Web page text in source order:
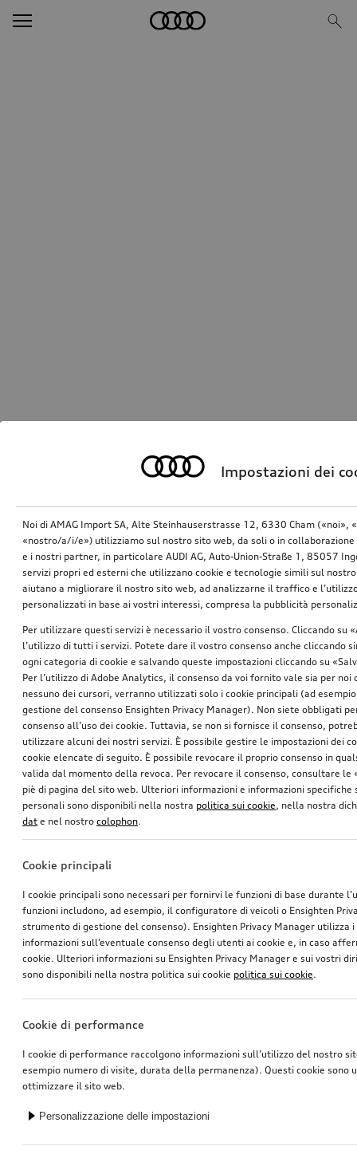
Impostazioni dei
Noi di AMAG Import SA, Alte Steinhauserstrasse 12, 6330 Cham («noi»,
«nostro/a/i/e») utilizziamo sul nostro sito web, da soli o in
e i nostri partner, in particolare AUDI AG, Auto-Union-Straße 1, 85057
servizi propri ed esterni che utilizzano cookie e tecnologie simili sul
aiutano a migliorare il nostro sito web, ad analizzarne il traffico e
personalizzati in base ai vostri interessi, compresa la pubblicità
Per utilizzare questi servizi è necessario il vostro consenso. Cliccando
l’utilizzo di tutti i servizi. Potete dare il vostro consenso anche cliccando
ogni categoria di cookie e salvando queste impostazioni cliccando su
Per l’utilizzo di Adobe Analytics, il consenso da voi fornito vale sia per noi
nessuno dei cursori, verranno utilizzati solo i cookie principali (ad
gestione del consenso Ensighten Privacy Manager). Non siete obbligati
consenso all’uso dei cookie. Tuttavia, se non si fornisce il consenso,
utilizzare alcuni dei nostri servizi. È possibile gestire le impostazioni dei
cookie elencate di seguito. È possibile revocare il proprio consenso in
valida dal momento della revoca. Per revocare il consenso, consultare le
piè di pagina del sito web. Ulteriori informazioni e informazioni specifiche
personali sono disponibili nella nostra politica sui cookie, nella nostra
dat e nel nostro colophon.
Cookie principali
I cookie principali sono necessari per fornirvi le funzioni di base durante
funzioni includono, ad esempio, il configuratore di veicoli o Ensighten
strumento di gestione del consenso). Ensighten Privacy Manager utilizza
informazioni sull’eventuale consenso degli utenti ai cookie e, in caso
cookie. Ulteriori informazioni su Ensighten Privacy Manager e sui vostri
sono disponibili nella nostra politica sui cookie politica sui cookie.
Cookie di performance
I cookie di performance raccolgono informazioni sull’utilizzo del nostro
esempio numero di visite, durata della permanenza). Questi cookie sono
ottimizzare il sito web.
Personalizzazione delle impostazioni